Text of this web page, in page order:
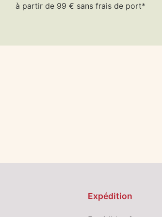
à partir de 99 € sans frais de port*
Expédition